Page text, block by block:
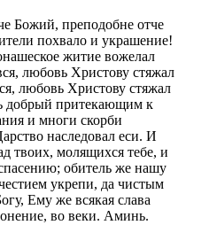
Божий, преподобне отче
похвало и украшение!
житие вожелал
любовь Христову стяжал
любовь Христову стяжал
добрый притекающим к
и многи скорби
наследовал еси. И
твоих, молящихся тебе, и
обитель же нашу
укрепи, да чистым
Ему же всякая слава
во веки. Аминь.